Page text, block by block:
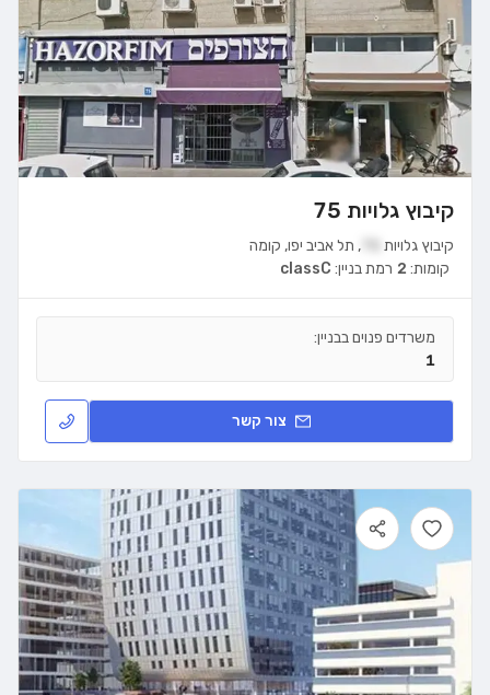
קיבוץ גלויות 75
קיבוץ גלויות , תל אביב יפו, קומה
רמת בניין: classC קומות: 2
משרדים פנוים בבניין:
1
צור קשר